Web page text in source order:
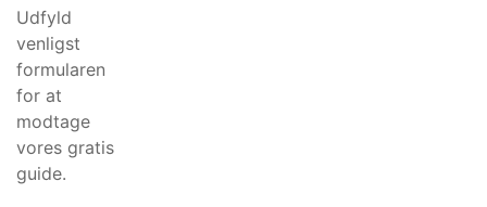
Udfyld
venligst
formularen
for at
modtage
vores gratis
guide.